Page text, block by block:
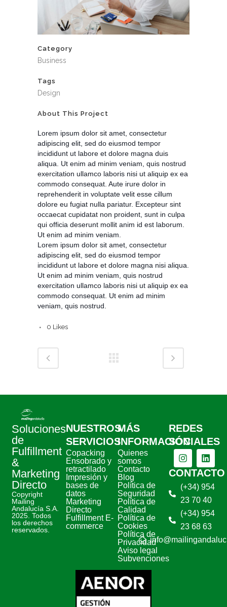
Category
Business
Tags
Design
About This Project
Lorem ipsum dolor sit amet, consectetur
adipiscing elit, sed do eiusmod tempor
incididunt ut labore et dolore magna duis
aliqua. Ut enim ad minim veniam, quis nostrud
exercitation ullamco laboris nisi ut aliquip ex ea
commodo consequat. Aute irure dolor in
reprehenderit in voluptate velit esse cillum
dolore eu fugiat nulla pariatur. Excepteur sint
occaecat cupidatat non proident, sunt in culpa
qui officia deserunt mollit anim id est laborum.
Ut enim ad minim veniam.
Lorem ipsum dolor sit amet, consectetur
adipiscing elit, sed do eiusmod tempor
incididunt ut labore et dolore magna nisi aliqua.
Ut enim ad minim veniam, quis nostrud
exercitation ullamco laboris nisi ut aliquip ex ea
commodo consequat. Ut enim ad minim
veniam, quis nostrud.
0 Likes
Soluciones
de
Fulfillment
&
Marketing
Directo
Copyright
Mailing
Andalucía S.A.
2025. Todos
los derechos
reservados.
NUESTROS
SERVICIOS
Copacking
Ensobrado y
retractilado
Impresión y
bases de
datos
Marketing
Directo
Fulfillment E-
commerce
MÁS
INFORMACIÓN
Quienes
somos
Contacto
Blog
Política de
Seguridad
Política de
Calidad
Política de
Cookies
Política de
Privacidad
Aviso legal
Subvenciones
REDES
SOCIALES
CONTACTO
(+34) 954
23 70 40
(+34) 954
23 68 63